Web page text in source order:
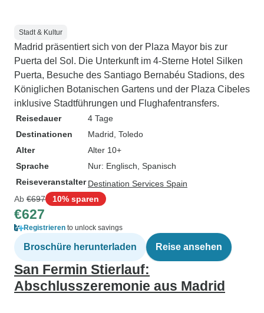
Stadt & Kultur
Madrid präsentiert sich von der Plaza Mayor bis zur
Puerta del Sol. Die Unterkunft im 4-Sterne Hotel Silken
Puerta, Besuche des Santiago Bernabéu Stadions, des
Königlichen Botanischen Gartens und der Plaza Cibeles
inklusive Stadtführungen und Flughafentransfers.
Reisedauer
4 Tage
Destinationen
Madrid , Toledo
Alter
Alter 10+
Sprache
Nur: Englisch, Spanisch
Reiseveranstalter Destination Services Spain
Ab €697 10% sparen
€627
Registrieren to unlock savings
Broschüre herunterladen Reise ansehen
San Fermin Stierlauf:
Abschlusszeremonie aus Madrid